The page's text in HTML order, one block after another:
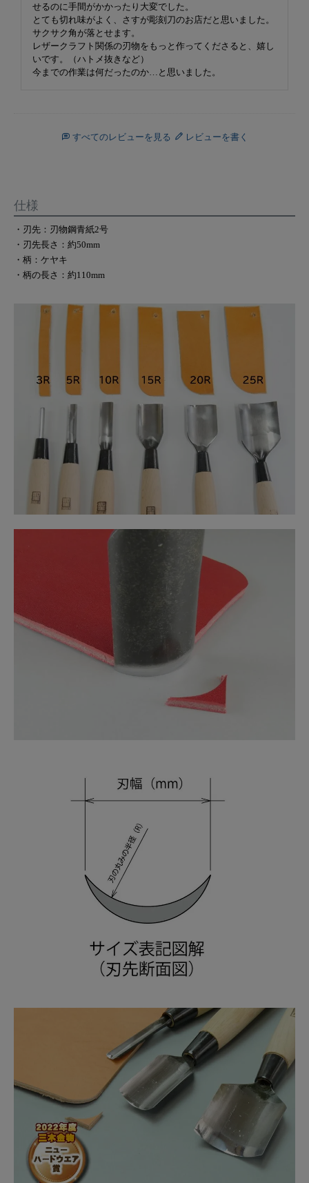
せるのに手間がかかったり大変でした。
とても切れ味がよく、さすが彫刻刀のお店だと思いました。
サクサク角が落とせます。
レザークラフト関係の刃物をもっと作ってくださると、嬉し
いです。（ハトメ抜きなど）
すべてのレビューを見る レビューを書く
仕様
・刃先：刃物鋼青紙2号
・刃先長さ：約50mm
・柄：ケヤキ
・柄の長さ：約110mm